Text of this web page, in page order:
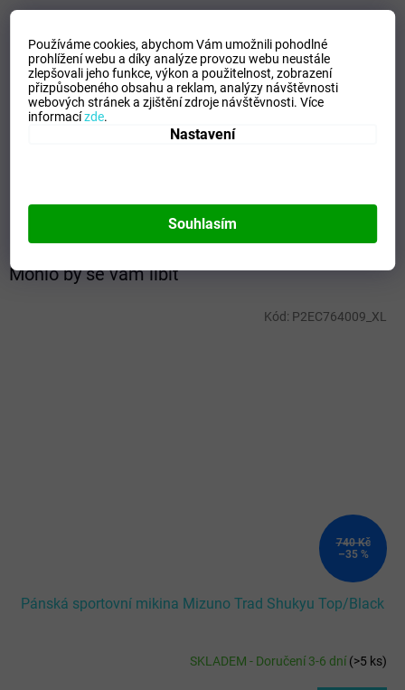
Používáme cookies, abychom Vám umožnili pohodlné
prohlížení webu a díky analýze provozu webu neustále
zlepšovali jeho funkce, výkon a použitelnost,zobrazení
přizpůsobeného obsahu a reklam, analýzy návštěvnosti
webových stránek a zjištění zdroje návštěvnosti.Více
informacízde.
Nastavení
Souhlasím
Mohlo by se vám líbit
740 Kč
–35 %
Pánská sportovní mikina Mizuno Trad Shukyu Top/Black
SKLADEM - Doručení 3-6 dní(>5 ks)
Kód: P2EC764009_XL
Kategorie:
Pánské mikiny
EAN:
5054698546031
Velikost:
XS
Pohlaví:
Mikiny
Barva: Black